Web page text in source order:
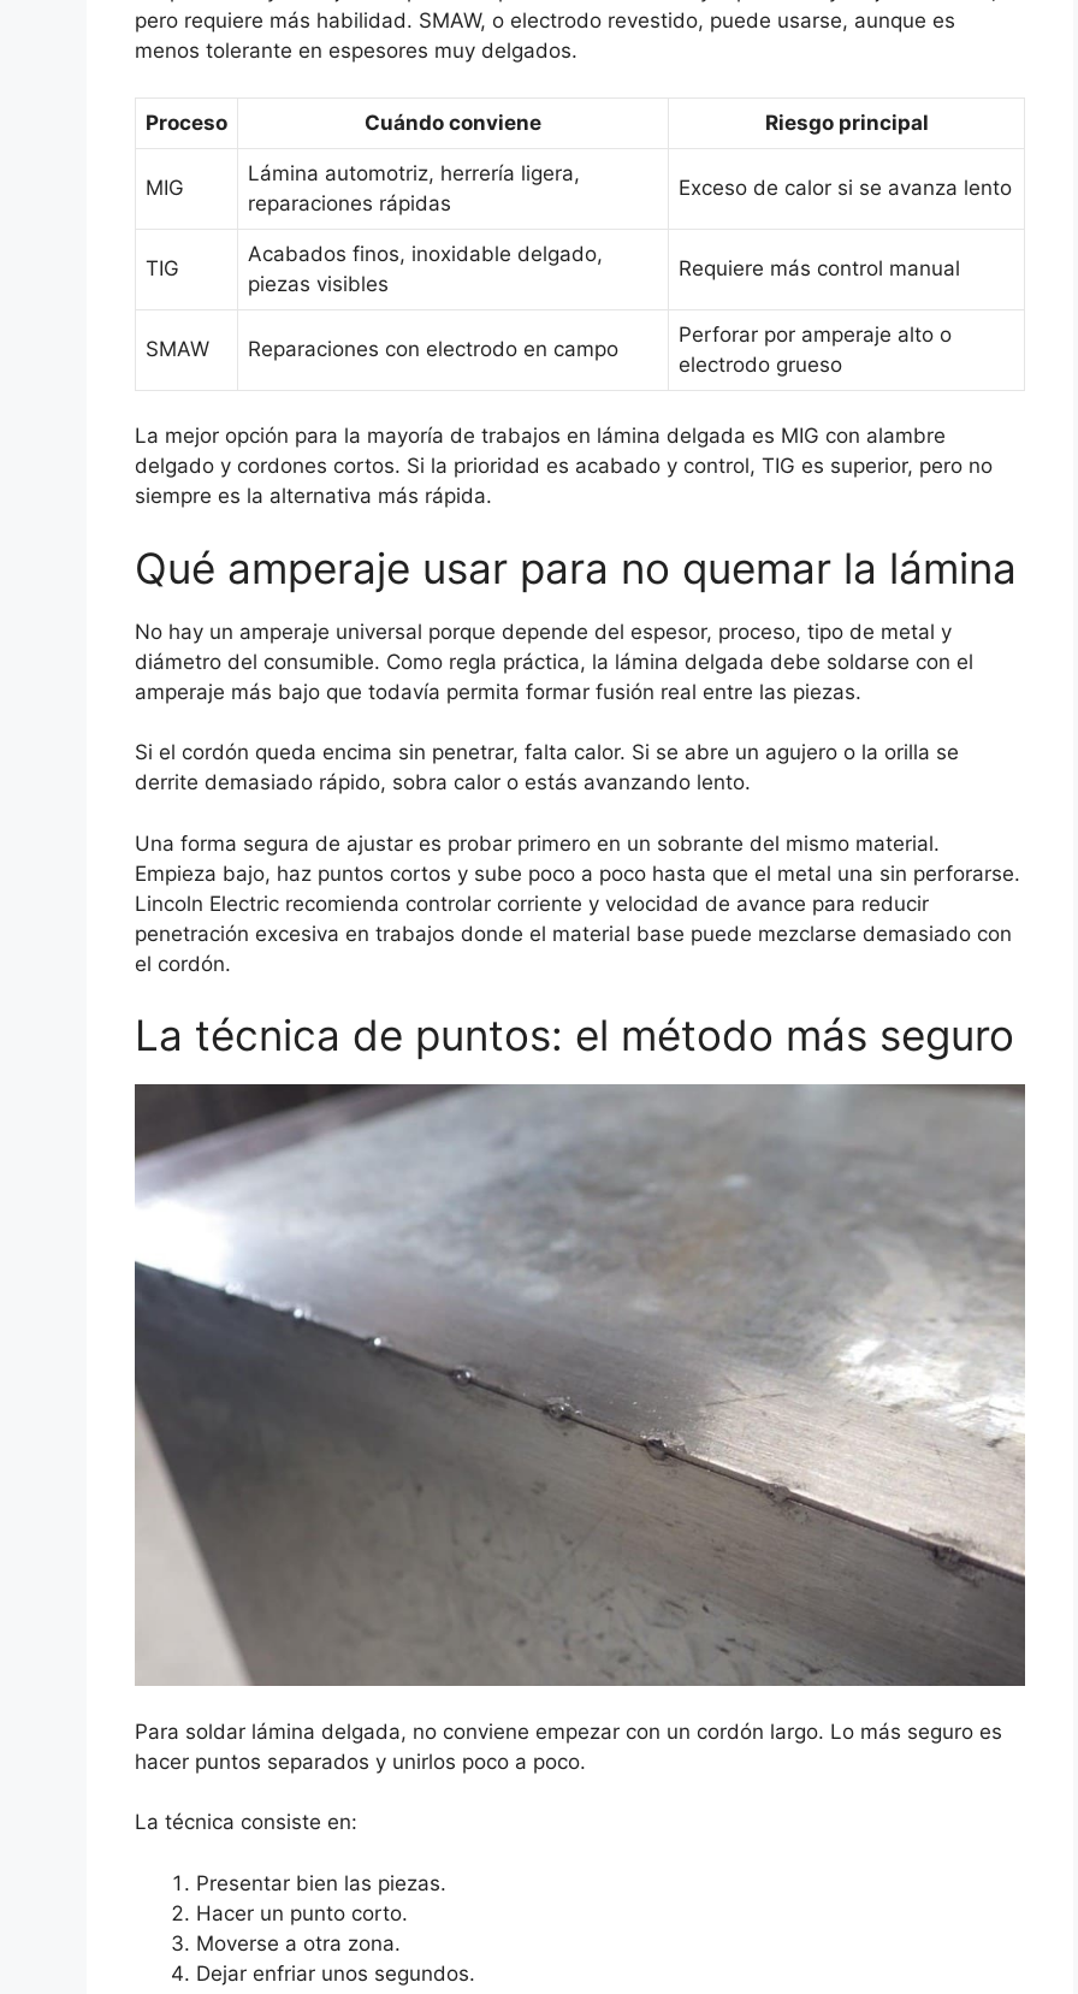
pero requiere más habilidad. SMAW, o electrodo revestido, puede usarse, aunque es
menos tolerante en espesores muy delgados.
Proceso Cuándo conviene Riesgo principal
MIG
Lámina automotriz, herrería ligera,
reparaciones rápidas
Exceso de calor si se avanza lento
TIG
Acabados finos, inoxidable delgado,
piezas visibles
Requiere más control manual
SMAW Reparaciones con electrodo en campo
Perforar por amperaje alto o
electrodo grueso
La mejor opción para la mayoría de trabajos en lámina delgada es MIG con alambre
delgado y cordones cortos. Si la prioridad es acabado y control, TIG es superior, pero no
siempre es la alternativa más rápida.
Qué amperaje usar para no quemar la lámina
No hay un amperaje universal porque depende del espesor, proceso, tipo de metal y
diámetro del consumible. Como regla práctica, la lámina delgada debe soldarse con el
amperaje más bajo que todavía permita formar fusión real entre las piezas.
Si el cordón queda encima sin penetrar, falta calor. Si se abre un agujero o la orilla se
derrite demasiado rápido, sobra calor o estás avanzando lento.
Una forma segura de ajustar es probar primero en un sobrante del mismo material.
Empieza bajo, haz puntos cortos y sube poco a poco hasta que el metal una sin perforarse.
Lincoln Electric recomienda controlar corriente y velocidad de avance para reducir
penetración excesiva en trabajos donde el material base puede mezclarse demasiado con
el cordón.
La técnica de puntos: el método más seguro
Para soldar lámina delgada, no conviene empezar con un cordón largo. Lo más seguro es
hacer puntos separados y unirlos poco a poco.
La técnica consiste en:
Presentar bien las piezas.
Hacer un punto corto.
Moverse a otra zona.
Dejar enfriar unos segundos.